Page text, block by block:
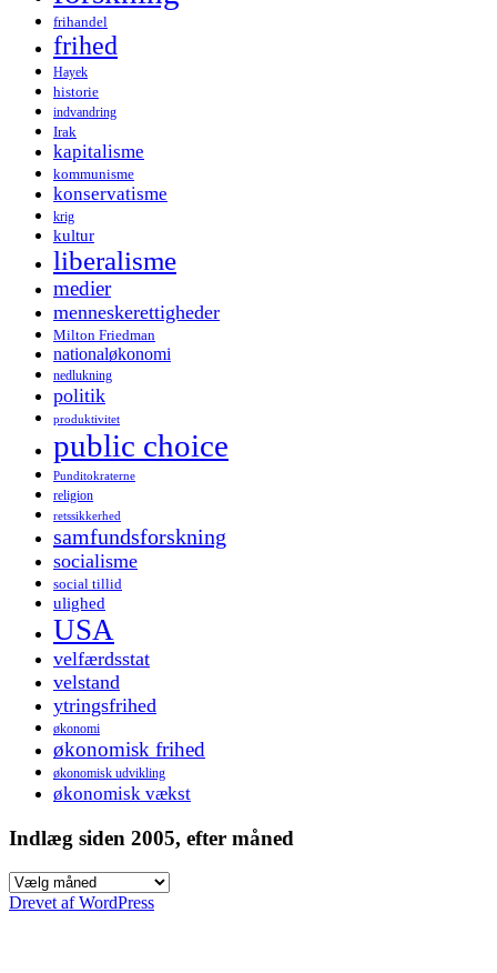
frihandel
frihed
Hayek
historie
indvandring
Irak
kapitalisme
kommunisme
konservatisme
krig
kultur
liberalisme
medier
menneskerettigheder
Milton Friedman
nationaløkonomi
nedlukning
politik
produktivitet
public choice
Punditokraterne
religion
retssikkerhed
samfundsforskning
socialisme
social tillid
ulighed
USA
velfærdsstat
velstand
ytringsfrihed
økonomi
økonomisk frihed
økonomisk udvikling
økonomisk vækst
Indlæg siden 2005, efter måned
Indlæg
siden
Drevet af WordPress